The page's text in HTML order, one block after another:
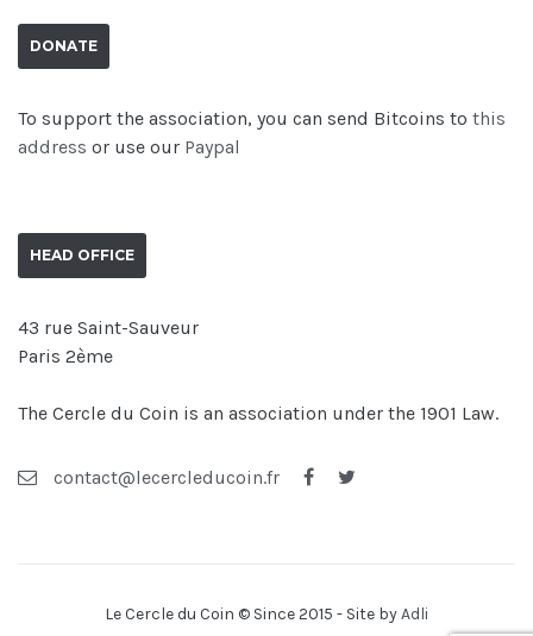
DONATE
To support the association, you can send Bitcoins to this
address or use our Paypal
HEAD OFFICE
43 rue Saint-Sauveur
Paris 2ème
The Cercle du Coin is an association under the 1901 Law.
contact@lecercleducoin.fr
Le Cercle du Coin © Since 2015 - Site byAdli